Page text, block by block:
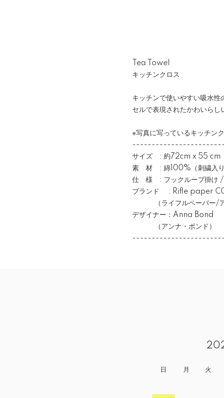
Tea Towel
キッチンクロス
キッチンで使いやすい吸水
セルで表現されたかわいらし
※写真に写っているキッチン
サイズ : 約72cm x 55 cm
素 材 : 綿100%（刺繍入り
仕 様 : フックループ掛け /
ブランド : Rifle paper
（ライフルペーパー/ア
デザイナー：Anna Bond
（アンナ・ボンド）
日 月 火